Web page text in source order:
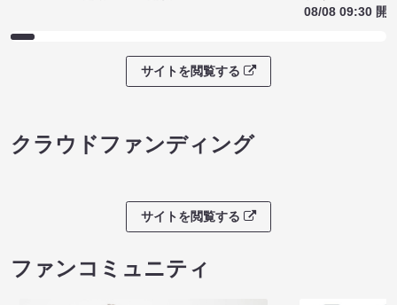
08/08 09:30 開
サイトを閲覧する
クラウドファンディング
サイトを閲覧する
ファンコミュニティ